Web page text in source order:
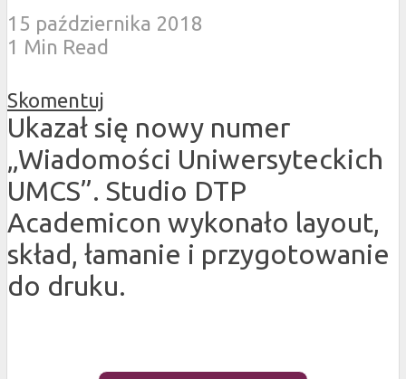
15 października 2018
1 Min Read
Skomentuj
Ukazał się nowy numer
„Wiadomości Uniwersyteckich
UMCS”. Studio DTP
Academicon wykonało layout,
skład, łamanie i przygotowanie
do druku.